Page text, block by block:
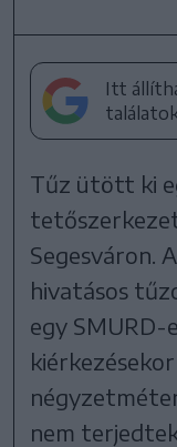
Itt
Tűz ütött ki
Segesváron.
hivatásos
egy
nem